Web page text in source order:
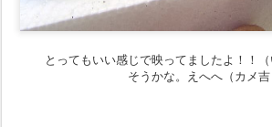
とってもいい感じで映ってましたよ！！（
そうかな。えへへ（カメ吉